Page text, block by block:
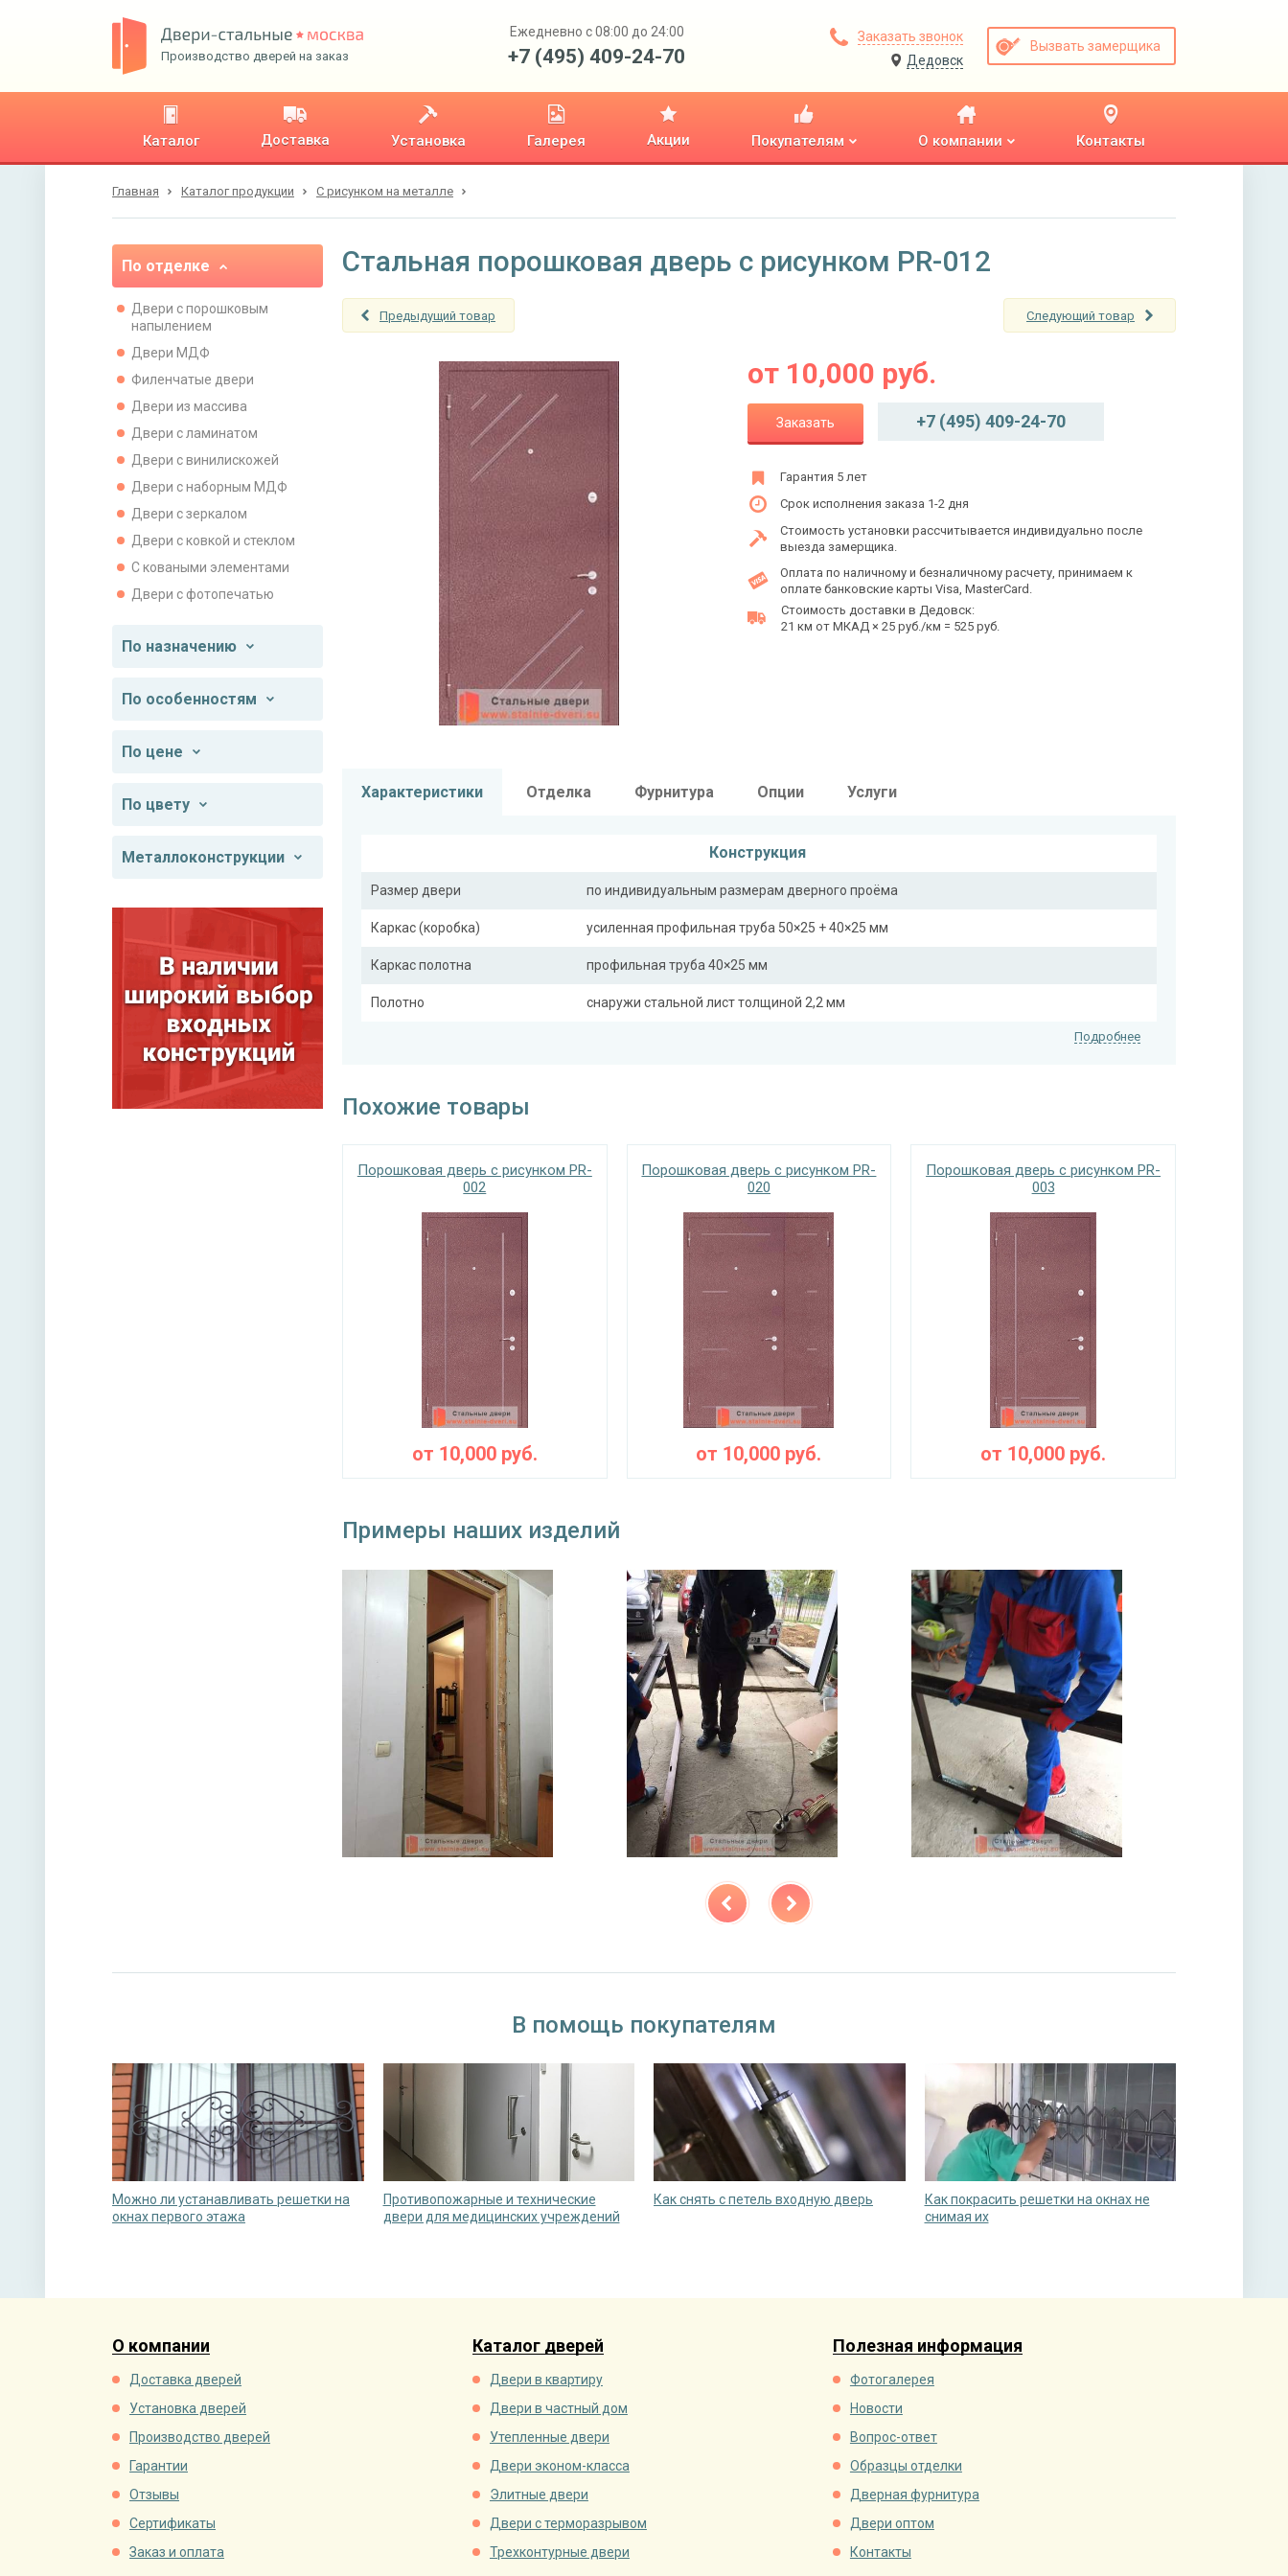
Производство дверей на заказ
Ежедневно с 08:00 до 24:00
+7 (495) 409-24-70
Заказать звонок
Дедовск
Вызвать замерщика
Каталог Доставка Установка Галерея Акции Покупателям О компании Контакты
Главная Каталог продукции С рисунком на металле
По отделке
Двери с порошковым
напылением
Двери МДФ
Филенчатые двери
Двери из массива
Двери с ламинатом
Двери с винилискожей
Двери с наборным МДФ
Двери с зеркалом
Двери с ковкой и стеклом
С коваными элементами
Двери с фотопечатью
По назначению
По особенностям
По цене
По цвету
Металлоконструкции
Стальная порошковая дверь с рисунком PR-012
Предыдущий товар Следующий товар
от 10,000 руб.
Заказать +7 (495) 409-24-70
Гарантия 5 лет
Срок исполнения заказа 1-2 дня
Стоимость установки рассчитывается индивидуально после
выезда замерщика.
Оплата по наличному и безналичному расчету, принимаем к
оплате банковские карты Visa, MasterCard.
Стоимость доставки в Дедовск:
21 км от МКАД × 25 руб./км = 525 руб.
Характеристики Отделка Фурнитура Опции Услуги
Конструкция
Размер двери по индивидуальным размерам дверного проёма
Каркас (коробка) усиленная профильная труба 50×25 + 40×25 мм
Каркас полотна профильная труба 40×25 мм
Полотно снаружи стальной лист толщиной 2,2 мм
Отделка внутри ламинат (цвет на выбор)
Запирающие устройства и фурнитура
Верхний замок «Мосрентген» сейфового типа с нажимной ручкой, 3-х ригельный
Нижний замок
Глазок наблюдения угол обзора 200°
Противосъемные устройства
Изоляционные материалы
Направление открывания
левое / правое (на выбор)
Угол открывания
(цвет на выбор)
Подробнее
Похожие товары
Порошковая дверь с рисунком PR-
002
от 10,000руб.
Порошковая дверь с рисунком PR-
020
от 10,000 руб.
Порошковая дверь с рисунком PR-
003
от 10,000 руб.
Примеры наших изделий
В помощь покупателям
Можно ли устанавливать решетки на
окнах первого этажа
Противопожарные и технические
двери для медицинских учреждений
Как снять с петель входную дверь
Как покрасить решетки на окнах не
снимая их
О компании
Доставка дверей
Установка дверей
Производство дверей
Гарантии
Отзывы
Сертификаты
Заказ и оплата
Каталог дверей
Двери в квартиру
Двери в частный дом
Утепленные двери
Двери эконом-класса
Элитные двери
Двери с терморазрывом
Трехконтурные двери
Полезная информация
Фотогалерея
Новости
Вопрос-ответ
Образцы отделки
Дверная фурнитура
Двери оптом
Контакты